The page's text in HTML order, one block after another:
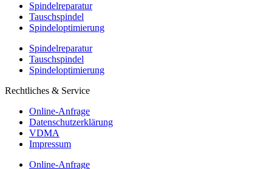
Spindelreparatur
Tauschspindel
Spindeloptimierung
Spindelreparatur
Tauschspindel
Spindeloptimierung
Rechtliches & Service
Online-Anfrage
Datenschutzerklärung
VDMA
Impressum
Online-Anfrage